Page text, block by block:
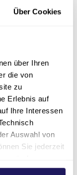
Über Cookies
über Ihren
die von
zu
Erlebnis auf
Ihre Interessen
Auswahl von
Sie jederzeit
in unserer